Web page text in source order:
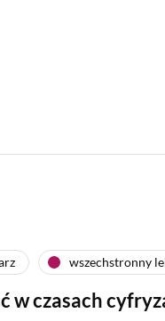
wszechstronny
w czasach